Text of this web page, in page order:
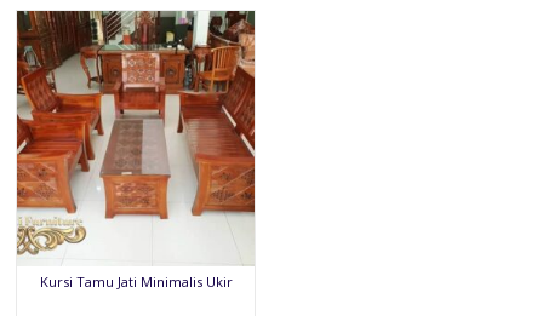
Kursi Tamu Jati Minimalis Ukir